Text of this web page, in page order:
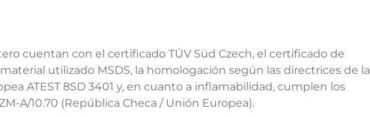
cuentan con el certificado TÜV Süd Czech, el certificado de
utilizado MSDS, la homologación según las directrices de la
ATEST 8SD 3401 y, en cuanto a inflamabilidad, cumplen los
A/10.70 (República Checa / Unión Europea).